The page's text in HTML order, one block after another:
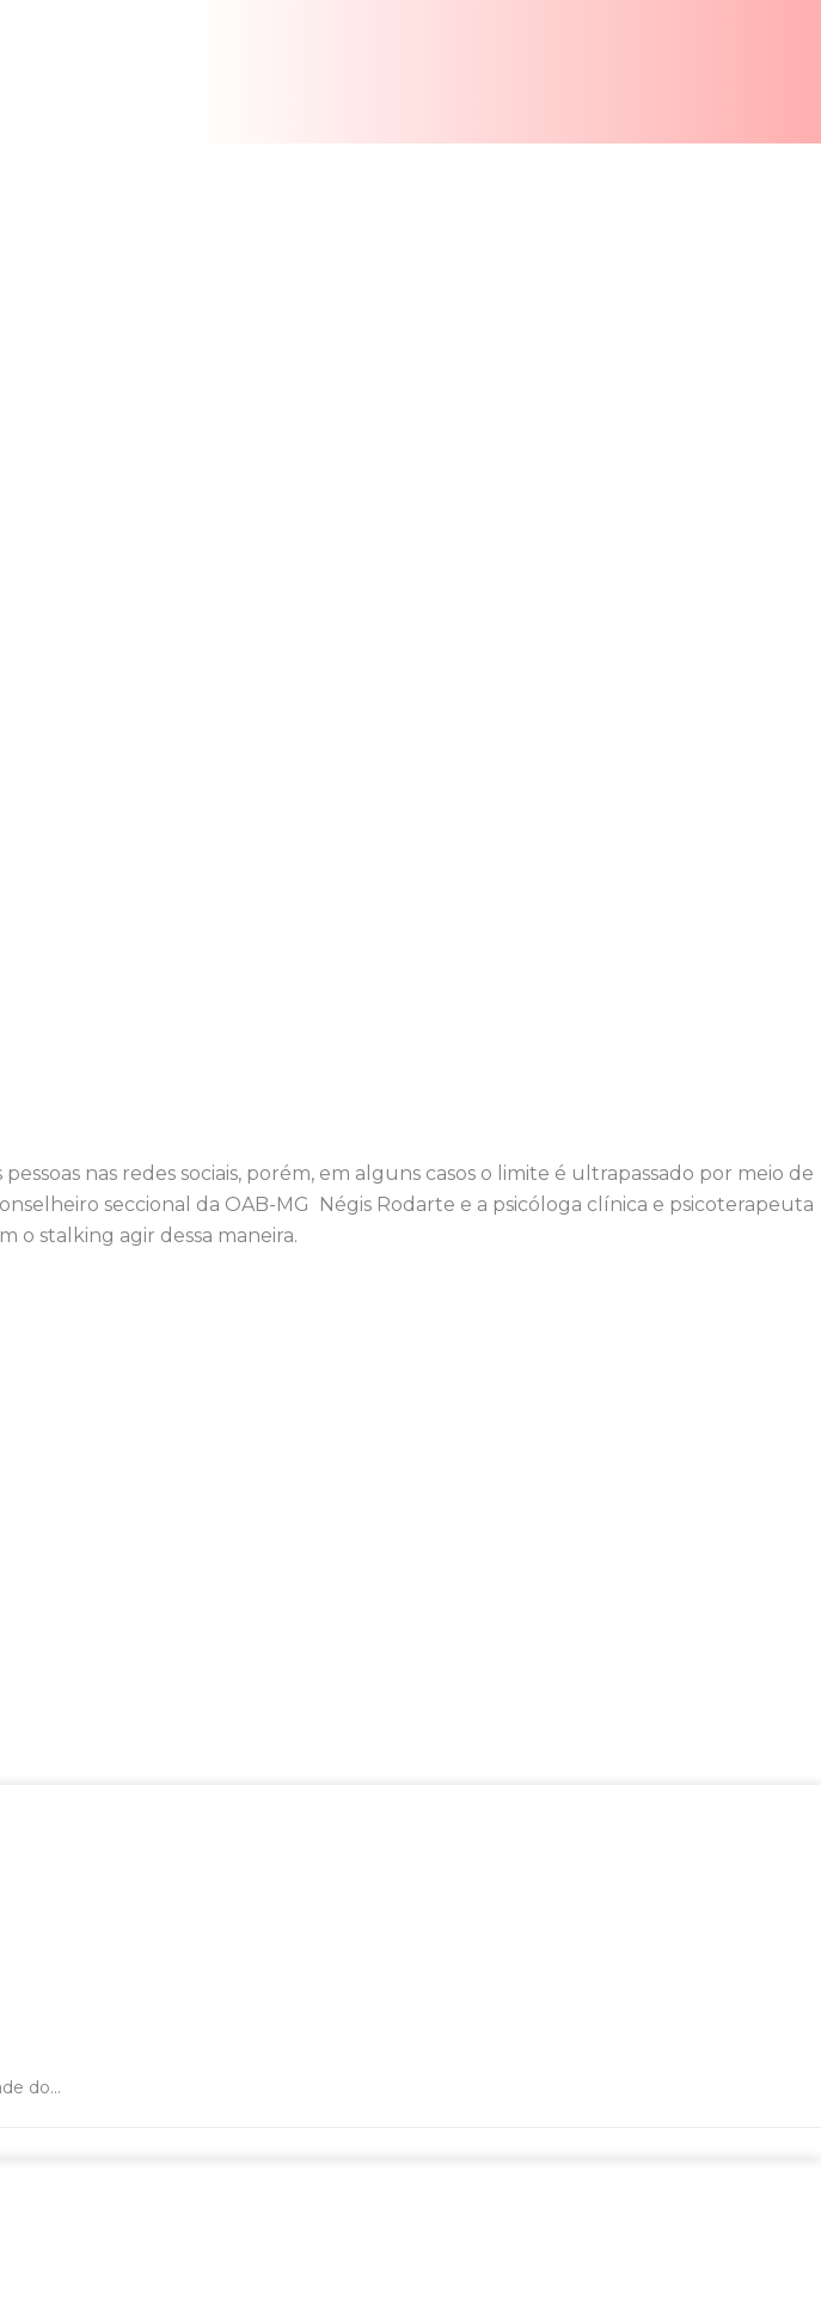
nas redes sociais, porém, em alguns casos o limite é ultrapassado por meio de
seccional da OAB-MG Négis Rodarte e a psicóloga clínica e psicoterapeuta
o stalking agir dessa maneira.
do...